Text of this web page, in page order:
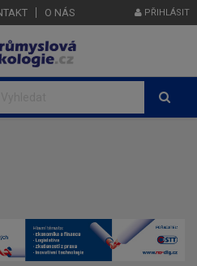
O NÁS PŘIHLÁSIT